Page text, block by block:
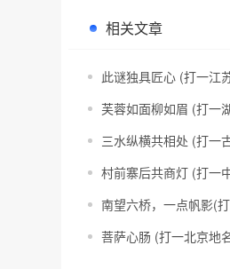
相关文章
此谜独具匠心 (打一江
芙蓉如面柳如眉 (打一
三水纵横共相处 (打一
村前寨后共商灯 (打一
南望六桥，一点帆影(
菩萨心肠 (打一北京地